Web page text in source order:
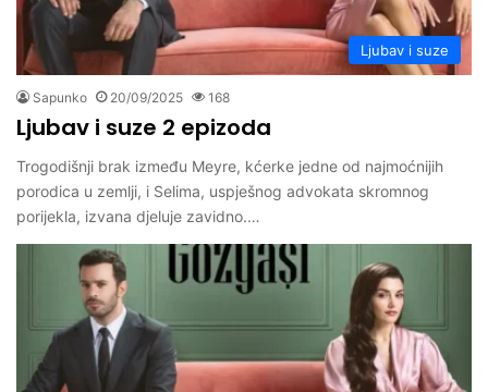
Ljubav i suze
Sapunko 20/09/2025 168
Ljubav i suze 2 epizoda
Trogodišnji brak između Meyre, kćerke jedne od najmoćnijih
porodica u zemlji, i Selima, uspješnog advokata skromnog
porijekla, izvana djeluje zavidno.…